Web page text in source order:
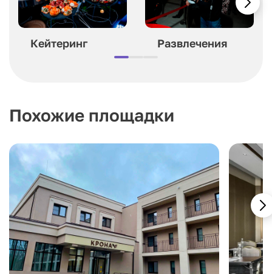
Кейтеринг Развлечения
Похожие площадки